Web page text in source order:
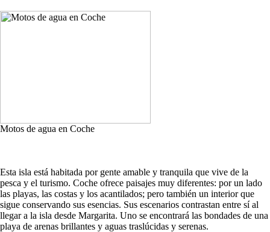
Motos de agua en Coche
Esta isla está habitada por gente amable y tranquila que vive de la
pesca y el turismo. Coche ofrece paisajes muy diferentes: por un lado
las playas, las costas y los acantilados; pero también un interior que
sigue conservando sus esencias. Sus escenarios contrastan entre sí al
llegar a la isla desde Margarita. Uno se encontrará las bondades de una
playa de arenas brillantes y aguas traslúcidas y serenas.